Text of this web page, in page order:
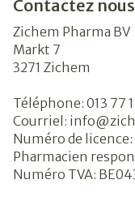
Contactez nous
Zichem Pharma BV
Markt 7
3271 Zichem
Téléphone: 013 77
Courriel: info@
Numéro de licence:
Pharmacien
Numéro TVA: